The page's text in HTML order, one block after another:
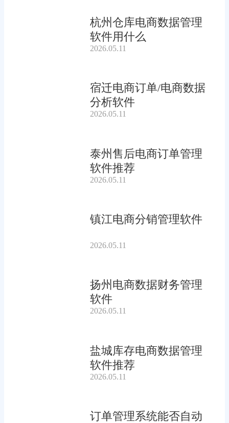
杭州仓库电商数据管理
软件用什么
2026.05.11
宿迁电商订单/电商数据
分析软件
2026.05.11
泰州售后电商订单管理
软件推荐
2026.05.11
镇江电商分销管理软件
2026.05.11
扬州电商数据财务管理
软件
2026.05.11
盐城库存电商数据管理
软件推荐
2026.05.11
订单管理系统能否自动